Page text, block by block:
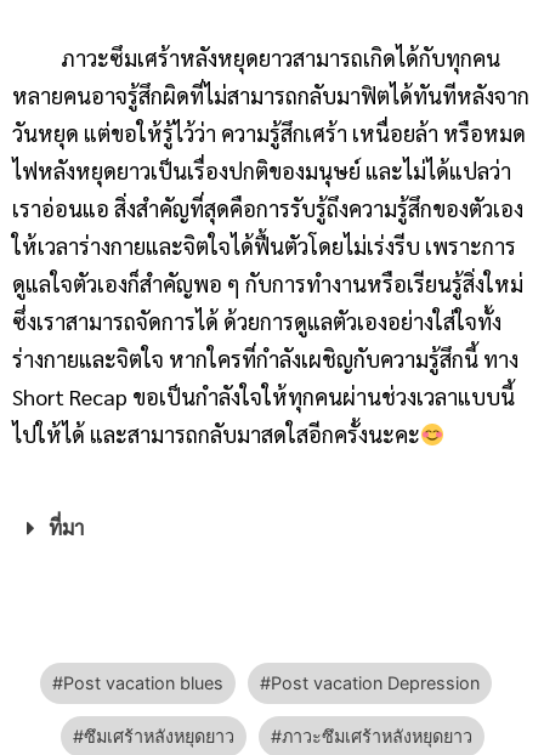
ภาวะซึมเศร้าหลังหยุดยาวสามารถเกิดได้กับทุกคน
หลายคนอาจรู้สึกผิดที่ไม่สามารถกลับมาฟิตได้ทันทีหลังจาก
วันหยุด แต่ขอให้รู้ไว้ว่า ความรู้สึกเศร้า เหนื่อยล้า หรือหมด
ไฟหลังหยุดยาวเป็นเรื่องปกติของมนุษย์ และไม่ได้แปลว่า
เราอ่อนแอ สิ่งสำคัญที่สุดคือการรับรู้ถึงความรู้สึกของตัวเอง
ให้เวลาร่างกายและจิตใจได้ฟื้นตัวโดยไม่เร่งรีบ เพราะการ
ดูแลใจตัวเองก็สำคัญพอ ๆ กับการทำงานหรือเรียนรู้สิ่งใหม่
ซึ่งเราสามารถจัดการได้ ด้วยการดูแลตัวเองอย่างใส่ใจทั้ง
ร่างกายและจิตใจ หากใครที่กำลังเผชิญกับความรู้สึกนี้ ทาง
Short Recap ขอเป็นกำลังใจให้ทุกคนผ่านช่วงเวลาแบบนี้
ไปให้ได้ และสามารถกลับมาสดใสอีกครั้งนะคะ
ที่มา
Post vacation blues Post vacation Depression
ซึมเศร้าหลังหยุดยาว ภาวะซึมเศร้าหลังหยุดยาว